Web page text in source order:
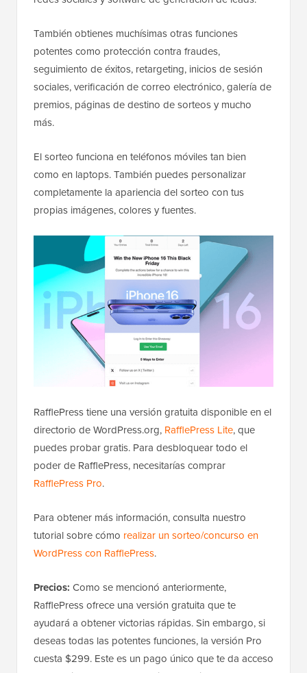
También obtienes muchísimas otras funciones
potentes como protección contra fraudes,
seguimiento de éxitos, retargeting, inicios de sesión
sociales, verificación de correo electrónico, galería de
premios, páginas de destino de sorteos y mucho
más.
El sorteo funciona en teléfonos móviles tan bien
como en laptops. También puedes personalizar
completamente la apariencia del sorteo con tus
propias imágenes, colores y fuentes.
RafflePress tiene una versión gratuita disponible en el
directorio de WordPress.org, RafflePress Lite, que
puedes probar gratis. Para desbloquear todo el
poder de RafflePress, necesitarías comprar
RafflePress Pro.
Para obtener más información, consulta nuestro
tutorial sobre cómo realizar un sorteo/concurso en
WordPress con RafflePress.
Precios: Como se mencionó anteriormente,
RafflePress ofrece una versión gratuita que te
ayudará a obtener victorias rápidas. Sin embargo, si
deseas todas las potentes funciones, la versión Pro
cuesta $299. Este es un pago único que te da acceso